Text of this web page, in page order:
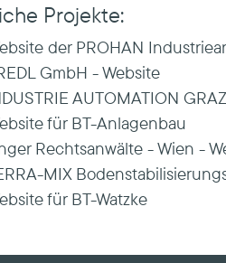
Projekte:
der PROHAN
GmbH - Website
AUTOMATION GRAZ
für BT-Anlagenbau
Rechtsanwälte - Wien -
MIX
für BT-Watzke